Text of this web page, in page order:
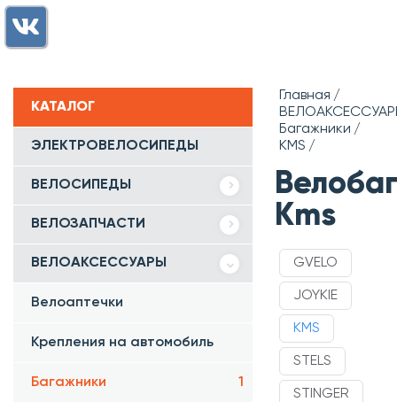
КАТАЛОГ
ЭЛЕКТРОВЕЛОСИПЕДЫ
ВЕЛОСИПЕДЫ
ВЕЛОЗАПЧАСТИ
ВЕЛОАКСЕССУАРЫ
Велоаптечки
Крепления на автомобиль
Багажники 1
Главная
Багажники
KMS
Kms
GVELO
JOYKIE
KMS
STELS
STINGER